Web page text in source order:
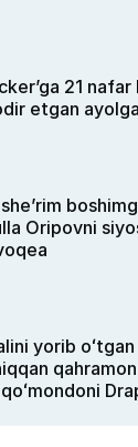
21 nafar
etgan
Oripovni
yorib